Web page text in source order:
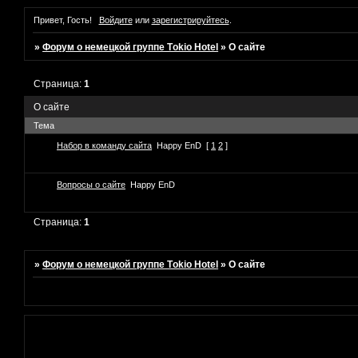
Привет, Гость! Войдитеили зарегистрируйтесь.
»Форум о немецкой группе Tоkio Hotel »О сайте
О сайте
Страница:1
Тема
Набор в команду сайта Happy EnD [ 1 2 ]
Вопросы о сайте
Happy EnD
Страница:1
»Форум о немецкой группе Tоkio Hotel »О сайте